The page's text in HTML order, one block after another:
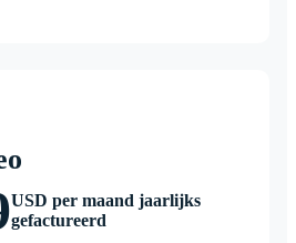
USD per maand jaarlijks
gefactureerd